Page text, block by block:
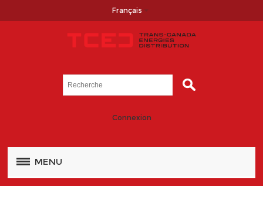
Français
Connexion
MENU